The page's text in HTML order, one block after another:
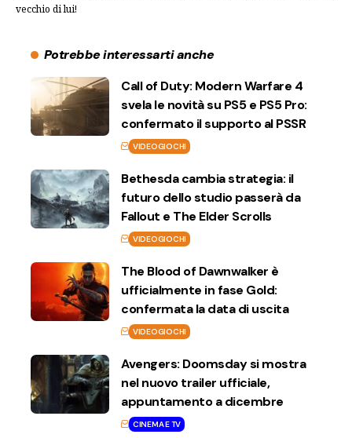
vecchio di lui!
Potrebbe interessarti anche
Call of Duty: Modern Warfare 4
svela le novità su PS5 e PS5 Pro:
confermato il supporto al PSSR
VIDEOGIOCHI
Bethesda cambia strategia: il
futuro dello studio passerà da
Fallout e The Elder Scrolls
VIDEOGIOCHI
The Blood of Dawnwalker è
ufficialmente in fase Gold:
confermata la data di uscita
VIDEOGIOCHI
Avengers: Doomsday si mostra
nel nuovo trailer ufficiale,
appuntamento a dicembre
CINEMA E TV